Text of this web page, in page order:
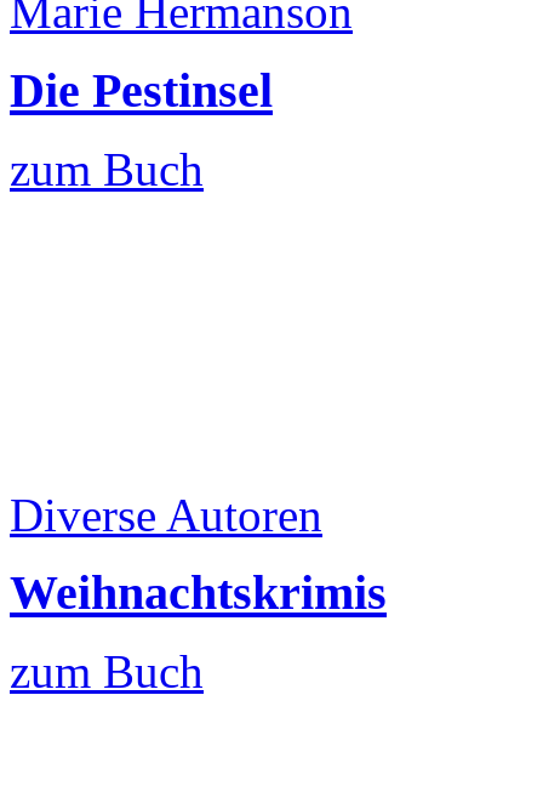
Marie Hermanson
Die Pestinsel
zum Buch
Diverse Autoren
Weihnachtskrimis
zum Buch